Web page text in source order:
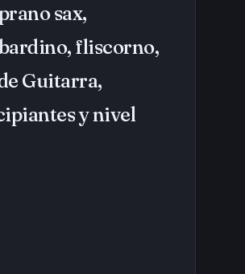
sax,
fliscorno,
Guitarra,
y nivel